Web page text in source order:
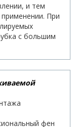
и тем
При
с большим
фен